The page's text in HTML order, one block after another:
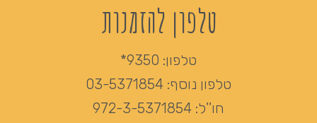
טלפון להזמנות
טלפון: 9350*
טלפון נוסף: 03-5371854
חו''ל: 972-3-5371854